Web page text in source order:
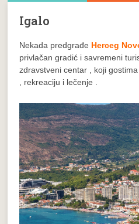
Igalo
Nekada predgrađe Herceg
privlačan gradić i savremeni
zdravstveni centar , koji
, rekreaciju i lečenje .